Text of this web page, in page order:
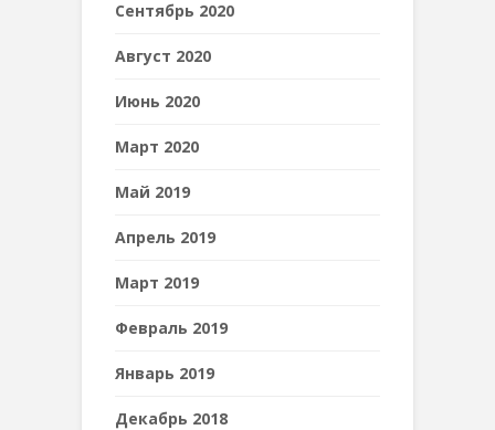
Сентябрь 2020
Август 2020
Июнь 2020
Март 2020
Май 2019
Апрель 2019
Март 2019
Февраль 2019
Январь 2019
Декабрь 2018